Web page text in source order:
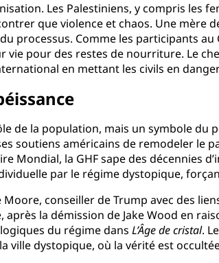
Les Palestiniens, y compris les
que violence et chaos. Une mère
processus. Comme les participants
pour des restes de nourriture. Le
en mettant les civils en
de la population, mais un symbole du
soutiens américains de remodeler le
Mondial, la GHF sape des
par le régime dystopique,
conseiller de Trump avec des
la démission de Jake Wood en
du régime dansL’Âge de cristal.
ville dystopique, où la vérité est